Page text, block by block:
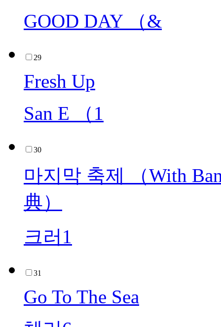
GOOD DAY （&
29
Fresh Up
San E （1
30
마지막 축제 （With
典）
크러1
31
Go To The Sea